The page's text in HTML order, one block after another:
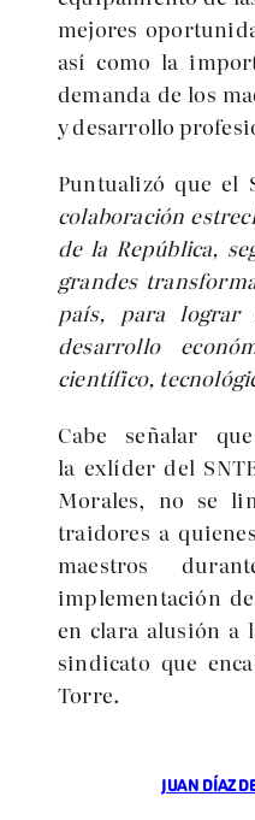
mejores
así como la
demanda de los
y desarrollo
Puntualizó que el
colaboración
de la República,
grandes
país, para lograr
desarrollo
científico,
Cabe señalar
la exlíder del
Morales, no se
traidores a
maestros
implementación
en clara alusión a
sindicato que
Torre.
JUAN DÍAZ